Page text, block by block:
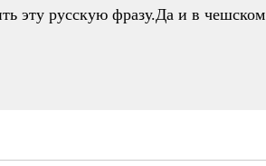
эту русскую фразу.Да и в чешском